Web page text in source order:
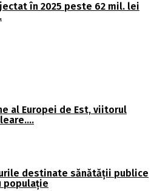
în 2025 peste 62 mil. lei
al Europei de Est, viitorul
destinate sănătății publice
populație